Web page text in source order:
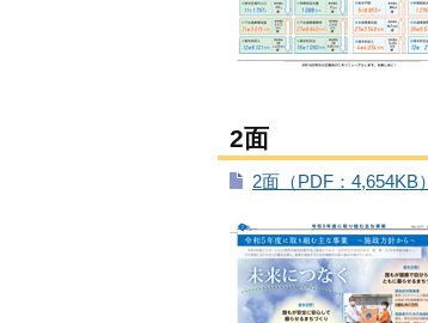
2面
2面（PDF：4,654KB）